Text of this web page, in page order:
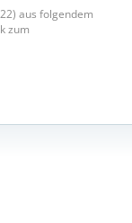
) aus folgendem
zum